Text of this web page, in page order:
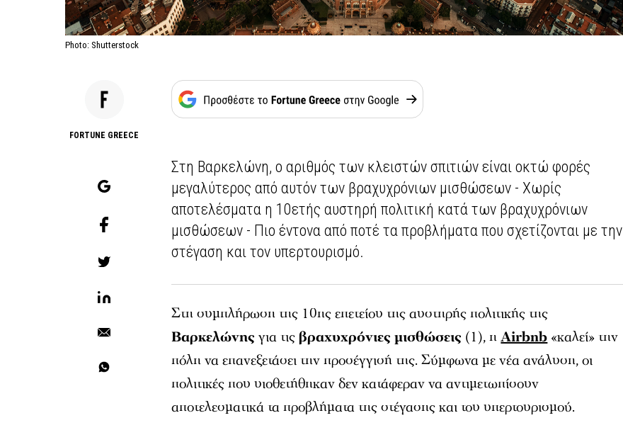
Photo: Shutterstock
FORTUNE GREECE
Στη Βαρκελώνη, ο αριθμός των κλειστών σπιτιών είναι οκτώ φορές
μεγαλύτερος από αυτόν των βραχυχρόνιων μισθώσεων - Χωρίς
αποτελέσματα η 10ετής αυστηρή πολιτική κατά των βραχυχρόνιων
μισθώσεων - Πιο έντονα από ποτέ τα προβλήματα που σχετίζονται με την
στέγαση και τον υπερτουρισμό.
Στη συμπλήρωση της 10ης επετείου της αυστηρής πολιτικής της
Βαρκελώνης για τιςβραχυχρόνιες μισθώσεις (1), ηAirbnb «καλεί» την
πόλη να επανεξετάσει την προσέγγισή της. Σύμφωνα με νέα ανάλυση, οι
πολιτικές που υιοθετήθηκαν δεν κατάφεραν να αντιμετωπίσουν
αποτελεσματικά τα προβλήματα της στέγασης και του υπερτουρισμού.